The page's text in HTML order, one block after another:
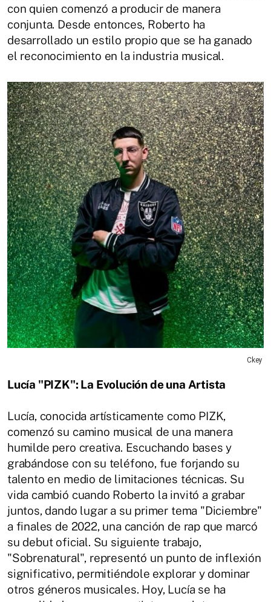
con quien comenzó a producir de manera
conjunta. Desde entonces, Roberto ha
desarrollado un estilo propio que se ha ganado
el reconocimiento en la industria musical.
Ckey
Lucía "PIZK": La Evolución de una Artista
Lucía, conocida artísticamente como PIZK,
comenzó su camino musical de una manera
humilde pero creativa. Escuchando bases y
grabándose con su teléfono, fue forjando su
talento en medio de limitaciones técnicas. Su
vida cambió cuando Roberto la invitó a grabar
juntos, dando lugar a su primer tema "Diciembre"
a finales de 2022, una canción de rap que marcó
su debut oficial. Su siguiente trabajo,
"Sobrenatural", representó un punto de inflexión
significativo, permitiéndole explorar y dominar
otros géneros musicales. Hoy, Lucía se ha